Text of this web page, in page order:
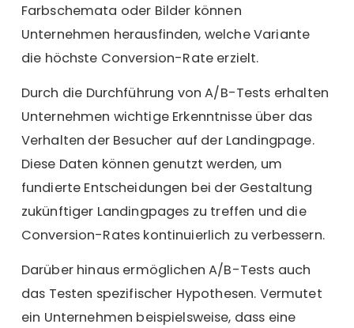
Farbschemata oder Bilder können
Unternehmen herausfinden, welche Variante
die höchste Conversion-Rate erzielt.
Durch die Durchführung von A/B-Tests erhalten
Unternehmen wichtige Erkenntnisse über das
Verhalten der Besucher auf der Landingpage.
Diese Daten können genutzt werden, um
fundierte Entscheidungen bei der Gestaltung
zukünftiger Landingpages zu treffen und die
Conversion-Rates kontinuierlich zu verbessern.
Darüber hinaus ermöglichen A/B-Tests auch
das Testen spezifischer Hypothesen. Vermutet
ein Unternehmen beispielsweise, dass eine